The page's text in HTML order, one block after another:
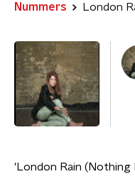
Nummers London
'London Rain (Nothing